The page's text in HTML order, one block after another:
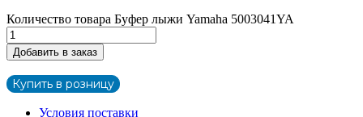
Количество товара Буфер лыжи Yamaha 5003041YA
Добавить в заказ
Купить в розницу
Условия поставки